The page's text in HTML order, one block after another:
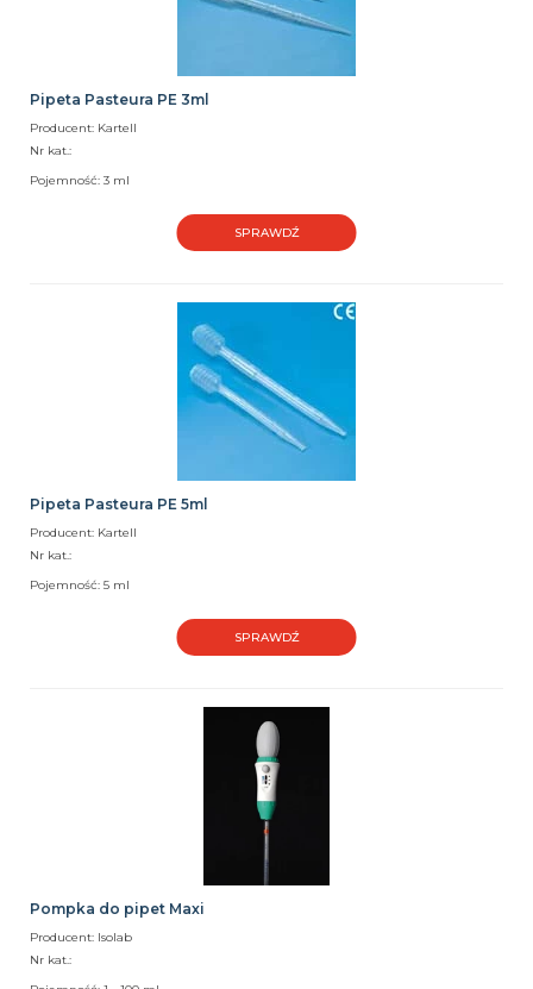
Pipeta Pasteura PE 3ml
Producent: Kartell
Nr kat.:
Pojemność: 3 ml
SPRAWDŹ
Pipeta Pasteura PE 5ml
Producent: Kartell
Nr kat.:
Pojemność: 5 ml
SPRAWDŹ
Pompka do pipet Maxi
Producent: Isolab
Nr kat.: